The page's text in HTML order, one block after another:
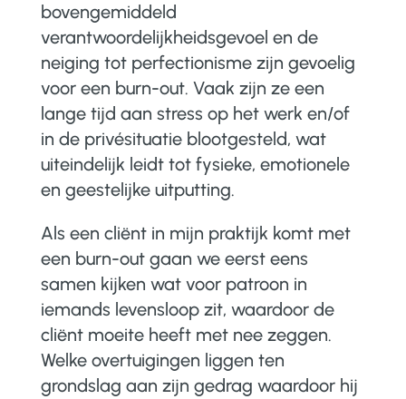
bovengemiddeld
verantwoordelijkheidsgevoel en de
neiging tot perfectionisme zijn gevoelig
voor een burn-out. Vaak zijn ze een
lange tijd aan stress op het werk en/of
in de privésituatie blootgesteld, wat
uiteindelijk leidt tot fysieke, emotionele
en geestelijke uitputting.
Als een cliënt in mijn praktijk komt met
een burn-out gaan we eerst eens
samen kijken wat voor patroon in
iemands levensloop zit, waardoor de
cliënt moeite heeft met nee zeggen.
Welke overtuigingen liggen ten
grondslag aan zijn gedrag waardoor hij